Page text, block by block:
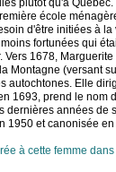
plutôt qu'à
école
d'être initiées à
fortunées qui
Vers 1678,
Montagne (versant
autochtones. Elle
1693, prend le nom
dernières années de
1950 et canonisée
à cette femme